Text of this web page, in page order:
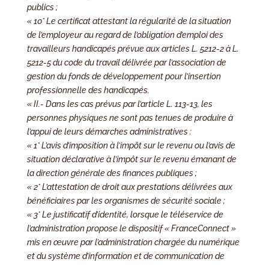
publics ;
« 10° Le certificat attestant la régularité de la situation
de l’employeur au regard de l’obligation d’emploi des
travailleurs handicapés prévue aux articles L. 5212-2 à L.
5212-5 du code du travail délivrée par l’association de
gestion du fonds de développement pour l’insertion
professionnelle des handicapés.
« II.- Dans les cas prévus par l’article L. 113-13, les
personnes physiques ne sont pas tenues de produire à
l’appui de leurs démarches administratives :
« 1° L’avis d’imposition à l’impôt sur le revenu ou l’avis de
situation déclarative à l’impôt sur le revenu émanant de
la direction générale des finances publiques ;
« 2° L’attestation de droit aux prestations délivrées aux
bénéficiaires par les organismes de sécurité sociale ;
« 3° Le justificatif d’identité, lorsque le téléservice de
l’administration propose le dispositif « FranceConnect »
mis en œuvre par l’administration chargée du numérique
et du système d’information et de communication de